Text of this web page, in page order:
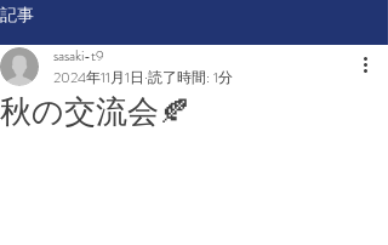
記事
秋の交流会🍂
sasaki-t9
2024年11月1日 読了時間: 1分